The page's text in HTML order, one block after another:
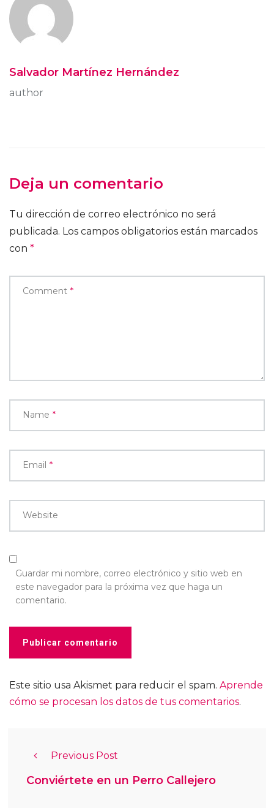
Salvador Martínez Hernández
author
Deja un comentario
Tu dirección de correo electrónico no será
publicada. Los campos obligatorios están marcados
con *
Comment *
Name *
Email *
Website
Guardar mi nombre, correo electrónico y sitio web en
este navegador para la próxima vez que haga un
comentario.
Este sitio usa Akismet para reducir el spam. Aprende
cómo se procesan los datos de tus comentarios.
Previous Post
Conviértete en un Perro Callejero